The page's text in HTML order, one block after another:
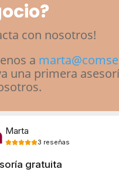
con nosotros!
a
una primera